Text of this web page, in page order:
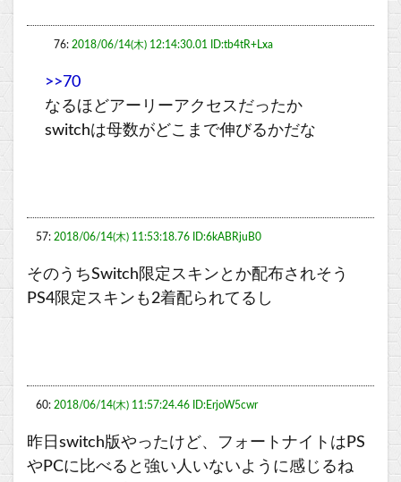
76: 2018/06/14(木) 12:14:30.01 ID:tb4tR+Lxa
>>70
なるほどアーリーアクセスだったか
switchは母数がどこまで伸びるかだな
57: 2018/06/14(木) 11:53:18.76 ID:6kABRjuB0
そのうちSwitch限定スキンとか配布されそう
PS4限定スキンも2着配られてるし
60: 2018/06/14(木) 11:57:24.46 ID:ErjoW5cwr
昨日switch版やったけど、フォートナイトはPS
やPCに比べると強い人いないように感じるね